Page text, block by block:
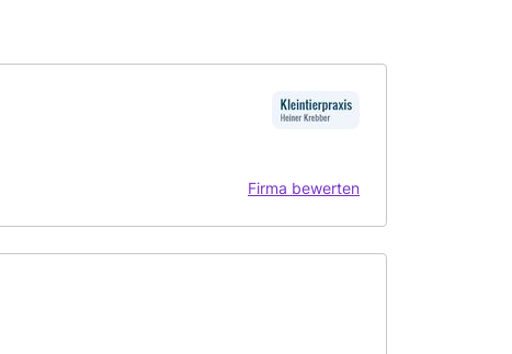
Firma bewerten